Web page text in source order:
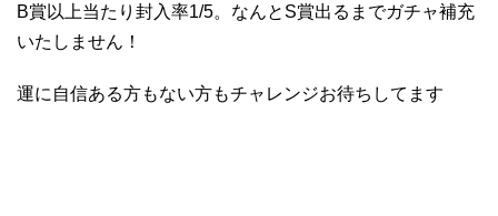
B賞以上当たり封入率1/5。なんとS賞出るまでガチャ補充
いたしません！
運に自信ある方もない方もチャレンジお待ちしてます